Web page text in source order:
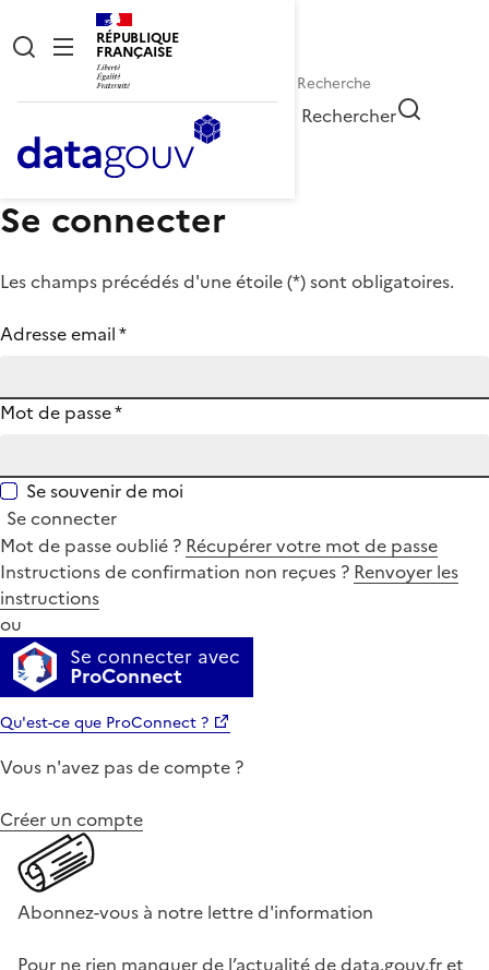
RÉPUBLIQUE
FRANÇAISE
Rechercher
Se connecter
Les champs précédés d'une étoile (*) sont obligatoires.
Adresse email*
Mot de passe*
Se souvenir de moi
Se connecter
Mot de passe oublié ? Récupérer votre mot de passe
Instructions de confirmation non reçues ? Renvoyer les
instructions
ou
Se connecter avec
ProConnect
Qu'est-ce que ProConnect ?
Vous n'avez pas de compte ?
Créer un compte
Abonnez-vous à notre lettre d'information
Pour ne rien manquer de l’actualité de data.gouv.fr et